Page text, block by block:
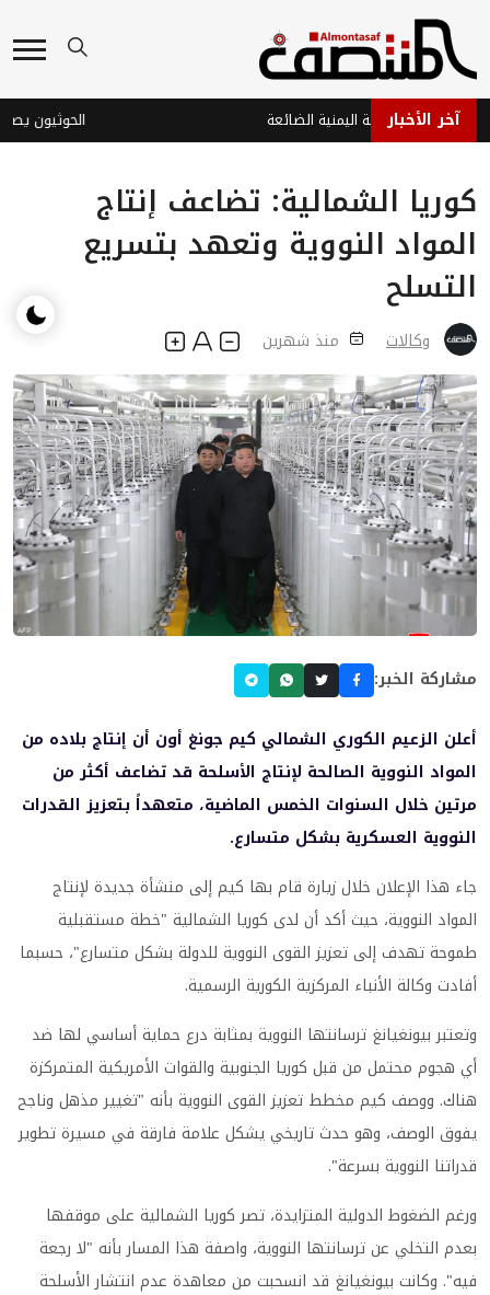
آخر الأخبار
والدبلوماسية اليمنية الضائعة الحوثيون
كوريا الشمالية: تضاعف إنتاج
المواد النووية وتعهد بتسريع
التسلح
وكالات منذ شهرين
مشاركة الخبر:
أعلن الزعيم الكوري الشمالي كيم جونغ أون أن إنتاج بلاده من
المواد النووية الصالحة لإنتاج الأسلحة قد تضاعف أكثر من
مرتين خلال السنوات الخمس الماضية، متعهداً بتعزيز القدرات
النووية العسكرية بشكل متسارع.
جاء هذا الإعلان خلال زيارة قام بها كيم إلى منشأة جديدة لإنتاج
المواد النووية، حيث أكد أن لدى كوريا الشمالية "خطة مستقبلية
طموحة تهدف إلى تعزيز القوى النووية للدولة بشكل متسارع"، حسبما
أفادت وكالة الأنباء المركزية الكورية الرسمية.
وتعتبر بيونغيانغ ترسانتها النووية بمثابة درع حماية أساسي لها ضد
أي هجوم محتمل من قبل كوريا الجنوبية والقوات الأمريكية المتمركزة
هناك. ووصف كيم مخطط تعزيز القوى النووية بأنه "تغيير مذهل وناجح
يفوق الوصف، وهو حدث تاريخي يشكل علامة فارقة في مسيرة تطوير
قدراتنا النووية بسرعة".
ورغم الضغوط الدولية المتزايدة، تصر كوريا الشمالية على موقفها
بعدم التخلي عن ترسانتها النووية، واصفة هذا المسار بأنه "لا رجعة
فيه". وكانت بيونغيانغ قد انسحبت من معاهدة عدم انتشار الأسلحة